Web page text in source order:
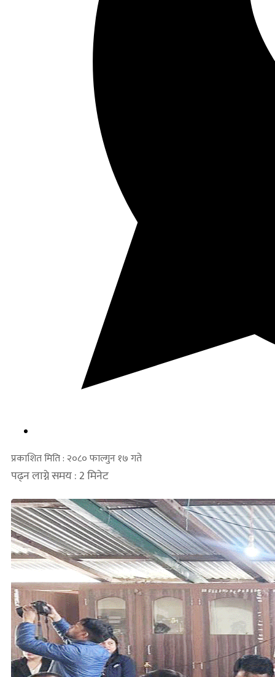
प्रकाशित मिति : २०८० फाल्गुन १७ गते
पढ्न लाग्ने समय : 2 मिनेट